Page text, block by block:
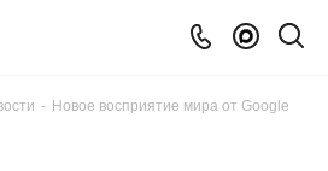
- Новое восприятие мира от Google